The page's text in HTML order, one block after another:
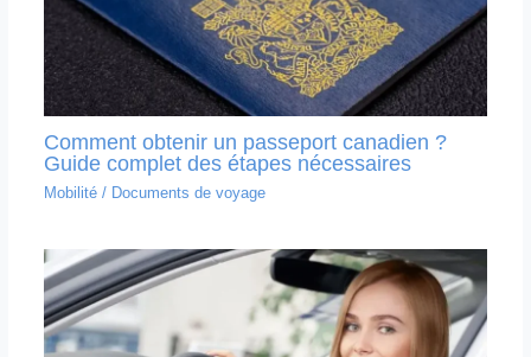
Comment obtenir un passeport canadien ?
Guide complet des étapes nécessaires
Mobilité/ Documents de voyage